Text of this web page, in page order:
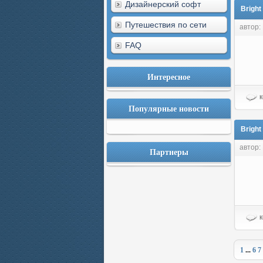
Дизайнерский софт
Путешествия по сети
FAQ
Интересное
Популярные новости
Партнеры
автор:
автор:
1 ... 6 7